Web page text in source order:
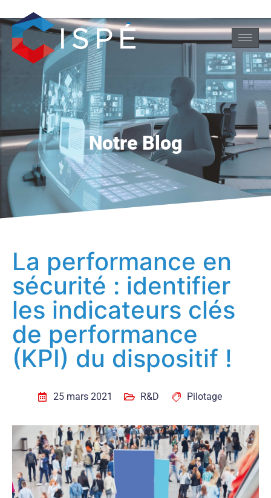
Notre Blog
La performance en
sécurité : identifier
les indicateurs clés
de performance
(KPI) du dispositif !
25 mars 2021 R&D Pilotage